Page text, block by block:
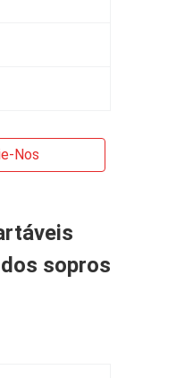
Nos
sopros